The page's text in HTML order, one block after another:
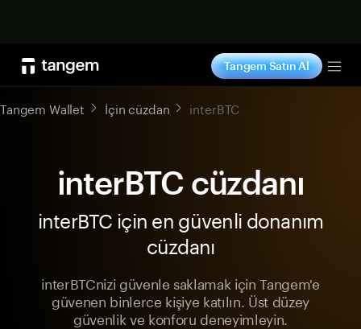
Tangem Satın Al
Tangem Wallet İçin cüzdan interBTC
interBTC cüzdanı
interBTC için en güvenli donanım
cüzdanı
interBTCnizi güvenle saklamak için Tangem'e
güvenen binlerce kişiye katılın. Üst düzey
güvenlik ve konforu deneyimleyin.